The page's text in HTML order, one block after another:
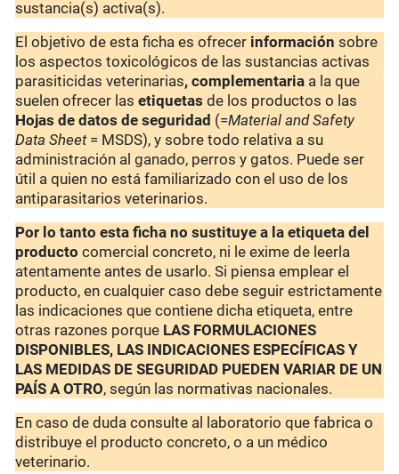
sustancia(s) activa(s).
El objetivo de esta ficha es ofrecer informaciónsobre
los aspectos toxicológicos de las sustancias activas
parasiticidas veterinarias, complementaria a la que
suelen ofrecer lasetiquetas de los productos o las
Hojas de datos de seguridad (=Material and Safety
Data Sheet= MSDS), y sobre todo relativa a su
administración al ganado, perros y gatos. Puede ser
útil a quien no está familiarizado con el uso de los
antiparasitarios veterinarios.
Por lo tanto esta ficha no sustituye a la etiqueta del
producto comercial concreto, ni le exime de leerla
atentamente antes de usarlo. Si piensa emplear el
producto, en cualquier caso debe seguir estrictamente
las indicaciones que contiene dicha etiqueta, entre
otras razones porque LAS FORMULACIONES
DISPONIBLES, LAS INDICACIONES ESPECÍFICAS Y
LAS MEDIDAS DE SEGURIDAD PUEDEN VARIAR DE UN
PAÍS A OTRO, según las normativas nacionales.
En caso de duda consulte al laboratorio que fabrica o
distribuye el producto concreto, o a un médico
veterinario.